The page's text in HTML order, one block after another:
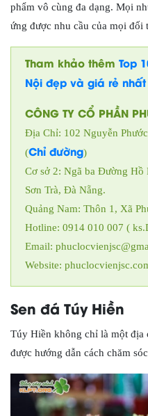
phẩm vô cùng đa dạng. Mọi
ứng được nhu cầu của mọi đối
Tham khảo thêm Top
Nội đẹp và giá rẻ nhất
CÔNG TY CỔ PHẦN
Địa Chỉ: 102 Nguyễn
(Chỉ đường)
Cơ sở 2: Ngã ba Đường Hồ
Sơn Trà, Đà Nẵng.
Quảng Nam: Thôn 1, Xã
Hotline: 0914 010 007 (
Email:
Website:
Sen đá Túy Hiền
Túy Hiền không chỉ là một địa
được hướng dẫn cách chăm